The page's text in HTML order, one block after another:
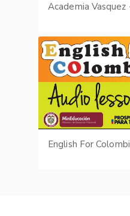
English For